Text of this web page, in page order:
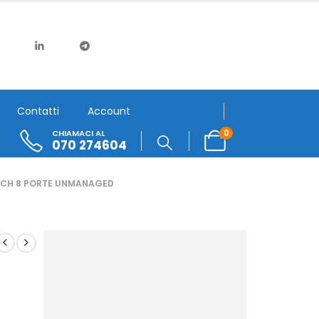
Contatti Account
CHIAMACI AL
070 274604
0
8 PORTE UNMANAGED